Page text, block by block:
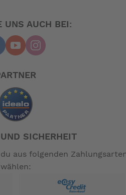
UNS AUCH BEI:
SICHERHEIT
aus folgenden
wählen: